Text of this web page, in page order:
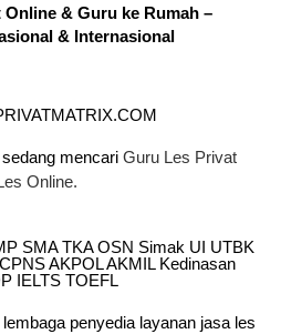
Online & Guru ke Rumah –
& Internasional
mencari Guru Les Privat
Online.
penyedia layanan jasa les